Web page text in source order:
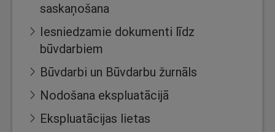
saskaņošana
Iesniedzamie dokumenti līdz
būvdarbiem
Būvdarbi un Būvdarbu žurnāls
Nodošana ekspluatācijā
Ekspluatācijas lietas